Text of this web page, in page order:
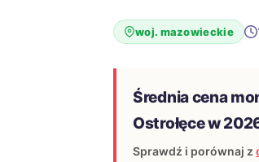
woj. mazowieckie
Średnia cena
Ostrołęce w
Sprawdź i porównaj z